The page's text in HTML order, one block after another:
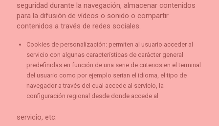
seguridad durante la navegación, almacenar contenidos
para la difusión de vídeos o sonido o compartir
contenidos a través de redes sociales.
Cookies de personalización: permiten al usuario acceder al
servicio con algunas características de carácter general
predefinidas en función de una serie de criterios en el terminal
del usuario como por ejemplo serian el idioma, el tipo de
navegador a través del cual accede al servicio, la
configuración regional desde donde accede al
servicio, etc.